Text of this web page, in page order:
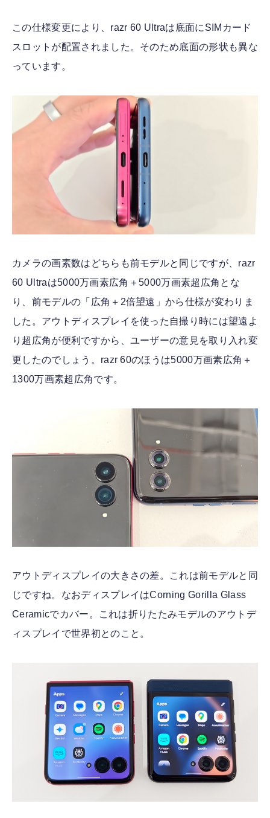
この仕様変更により、razr 60 Ultraは底面にSIMカード
スロットが配置されました。そのため底面の形状も異な
っています。
カメラの画素数はどちらも前モデルと同じですが、razr
60 Ultraは5000万画素広角＋5000万画素超広角とな
り、前モデルの「広角＋2倍望遠」から仕様が変わりま
した。アウトディスプレイを使った自撮り時には望遠よ
り超広角が便利ですから、ユーザーの意見を取り入れ変
更したのでしょう。razr 60のほうは5000万画素広角＋
1300万画素超広角です。
アウトディスプレイの大きさの差。これは前モデルと同
じですね。なおディスプレイはCorning Gorilla Glass
Ceramicでカバー。これは折りたたみモデルのアウトデ
ィスプレイで世界初とのこと。